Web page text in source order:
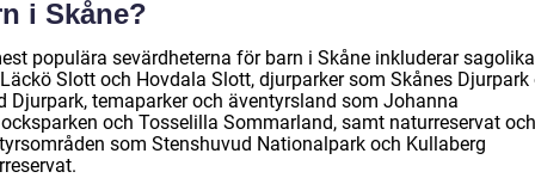
i Skåne?
populära sevärdheterna för barn i Skåne inkluderar
Slott och Hovdala Slott, djurparker som Skånes Djurpark
Djurpark, temaparker och äventyrsland som Johanna
och Tosselilla Sommarland, samt naturreservat och
som Stenshuvud Nationalpark och Kullaberg